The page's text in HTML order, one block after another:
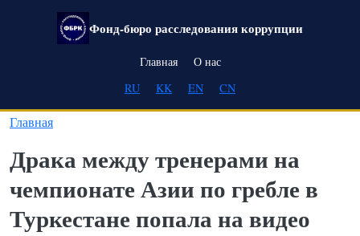
Перейти к основному содержанию
Фонд-бюро расследования коррупции
Main navigation
Главная
О нас
RU
KK EN CN
Главная
Драка между тренерами на
чемпионате Азии по гребле в
Туркестане попала на видео